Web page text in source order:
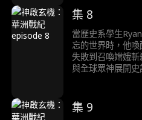
集 8
當歷史系學生
忘的世界時，他
失敗到召喚嫦娥
與全球眾神展開
集 9